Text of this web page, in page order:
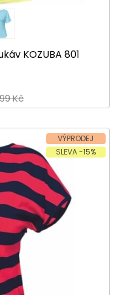
KOZUBA 801
Kč
VÝPRODEJ
SLEVA -15%